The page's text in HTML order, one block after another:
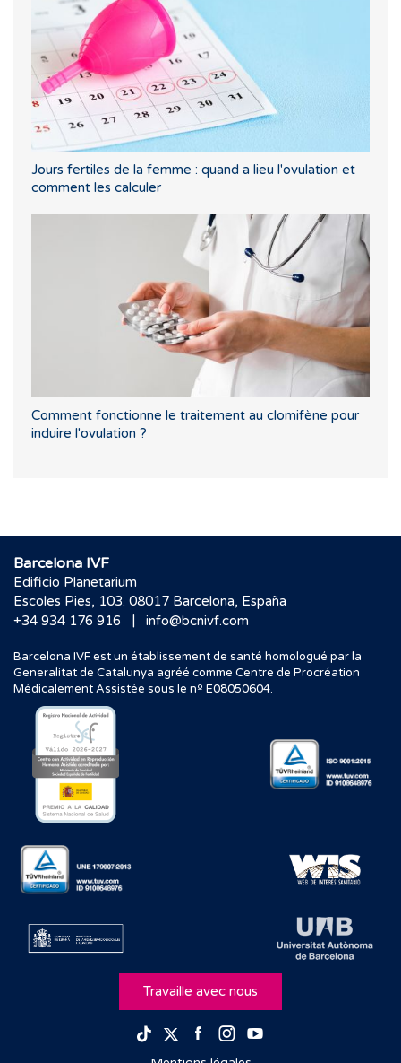
Jours fertiles de la femme : quand a lieu l'ovulation et
comment les calculer
Comment fonctionne le traitement au clomifène pour
induire l'ovulation ?
Barcelona IVF
Edificio Planetarium
Escoles Pies, 103. 08017 Barcelona, España
+34 934 176 916
| info@bcnivf.com
Barcelona IVF est un établissement de santé homologué par la
Generalitat de Catalunya agréé comme Centre de Procréation
Médicalement Assistée sous le nº E08050604.
Travaille avec nous
TikTokTwitterFacebook
Instagram